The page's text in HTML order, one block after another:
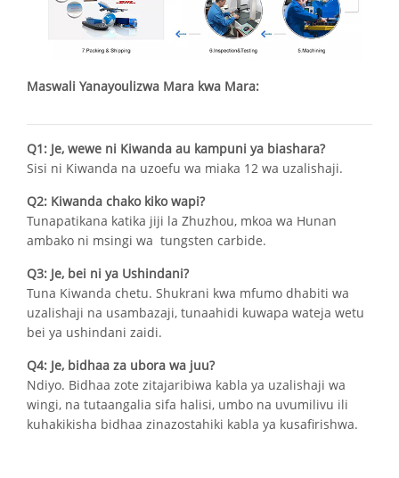
Maswali Yanayoulizwa Mara kwa Mara:
Q1: Je, wewe ni Kiwanda au kampuni ya biashara?
Sisi ni Kiwanda na uzoefu wa miaka 12 wa uzalishaji.
Q2: Kiwanda chako kiko wapi?
Tunapatikana katika jiji la Zhuzhou, mkoa wa Hunan
ambako ni msingi wa tungsten carbide.
Q3: Je, bei ni ya Ushindani?
Tuna Kiwanda chetu. Shukrani kwa mfumo dhabiti wa
uzalishaji na usambazaji, tunaahidi kuwapa wateja wetu
bei ya ushindani zaidi.
Q4: Je, bidhaa za ubora wa juu?
Ndiyo. Bidhaa zote zitajaribiwa kabla ya uzalishaji wa
wingi, na tutaangalia sifa halisi, umbo na uvumilivu ili
kuhakikisha bidhaa zinazostahiki kabla ya kusafirishwa.